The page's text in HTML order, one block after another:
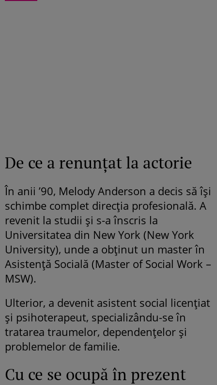
De ce a renunțat la actorie
În anii ’90, Melody Anderson a decis să își
schimbe complet direcția profesională. A
revenit la studii și s-a înscris la
Universitatea din New York (New York
University), unde a obținut un master în
Asistență Socială (Master of Social Work –
MSW).
Ulterior, a devenit asistent social licențiat
și psihoterapeut, specializându-se în
tratarea traumelor, dependențelor și
problemelor de familie.
Cu ce se ocupă în prezent